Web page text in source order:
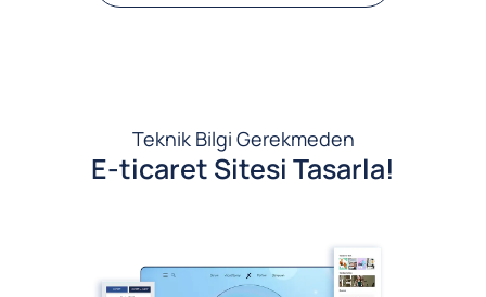
Teknik Bilgi Gerekmeden
E-ticaret Sitesi Tasarla!